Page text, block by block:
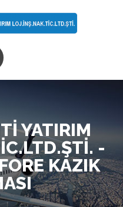
YATIRIM
-
KAZIK